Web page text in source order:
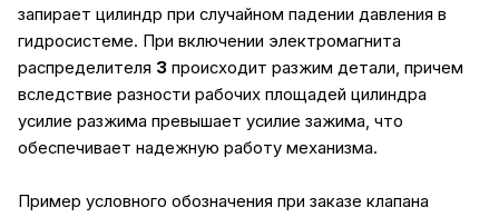
запирает цилиндр при случайном падении давления в
гидросистеме. При включении электромагнита
распределителя 3 происходит разжим детали, причем
вследствие разности рабочих площадей цилиндра
усилие разжима превышает усилие зажима, что
обеспечивает надежную работу механизма.
Пример условного обозначения при заказе клапана